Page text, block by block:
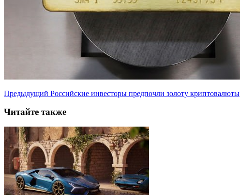
Предыдущий Российские инвесторы предпочли золоту криптовалюты
Читайте также